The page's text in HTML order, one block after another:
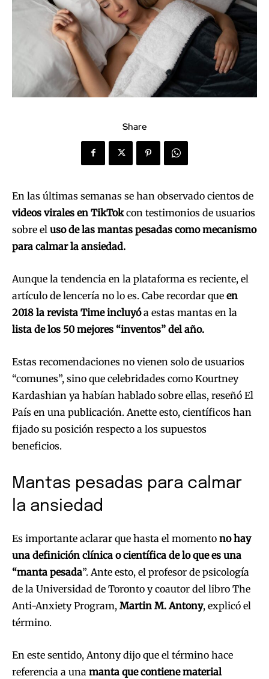
Share
En las últimas semanas se han observado cientos de
videos virales en TikTokcon testimonios de usuarios
sobre el uso de las mantas pesadas como mecanismo
para calmar la ansiedad.
Aunque la tendencia en la plataforma es reciente, el
artículo de lencería no lo es. Cabe recordar que en
2018 la revista Time incluyóa estas mantas en la
lista de los 50 mejores “inventos” del año.
Estas recomendaciones no vienen solo de usuarios
“comunes”, sino que celebridades como Kourtney
Kardashian ya habían hablado sobre ellas, reseñó El
País en una publicación. Anette esto, científicos han
fijado su posición respecto a los supuestos
beneficios.
Mantas pesadas para calmar
la ansiedad
Es importante aclarar que hasta el momento no hay
una definición clínica o científica de lo que es una
“manta pesada”. Ante esto, el profesor de psicología
de la Universidad de Toronto y coautor del libro The
Anti-Anxiety Program, Martin M. Antony, explicó el
término.
En este sentido, Antony dijo que el término hace
referencia a una manta que contiene material